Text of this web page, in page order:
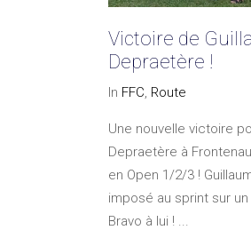
Victoire de
Depraetère !
In FFC, Route
Une nouvelle victoire
Depraetère à
en Open 1/2/3 !
imposé au sprint sur
Bravo à lui ! ...